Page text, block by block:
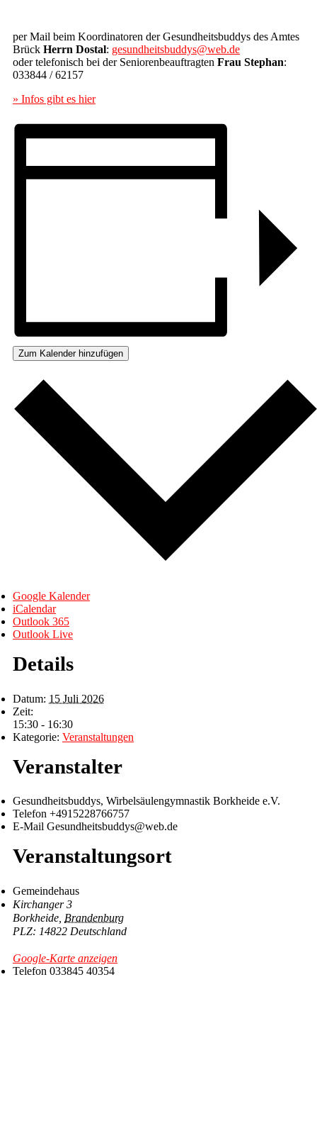
per Mail beim Koordinatoren der Gesundheitsbuddys des Amtes
Brück Herrn Dostal: gesundheitsbuddys@web.de
oder telefonisch bei der Seniorenbeauftragten Frau Stephan:
033844 / 62157
» Infos gibt es hier
Zum Kalender hinzufügen
Google Kalender
iCalendar
Outlook 365
Outlook Live
Details
Datum: 15 Juli 2026
Zeit:
15:30 - 16:30
Kategorie: Veranstaltungen
Veranstalter
Gesundheitsbuddys, Wirbelsäulengymnastik Borkheide e.V.
Telefon +4915228766757
E-Mail Gesundheitsbuddys@web.de
Veranstaltungsort
Gemeindehaus
Kirchanger 3
Borkheide Brandenburg
14822 Deutschland
Google-Karte anzeigen
Telefon 033845 40354